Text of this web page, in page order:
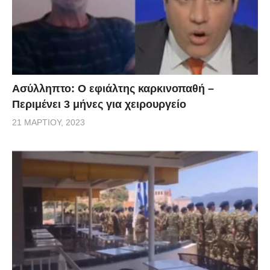
– που δείχνουν ότι το εμβόλιο αυτό είναι
αποτελεσματικό. Ακόμα και με τις μεταλλάξεις. «Αυτό
όμως μένει να το δούμε και στην πραγματική ζωή και
όχι στο εργαστήριο» Ερωτηθείς για το αν με αυτά τα
πως ήδη όλες οι μεγάλες εταιρίες που φτιάχνουν τα
είναι ελαφρώς τροποποιημένο έτσι ώστε να
καλύπτουν και τις μεταλλάξεις. Νίκος Σύψας: Τι
δήλωσε μετά Σχετικά με το αν υπάρχει περίπτωση
κάποιος που έχει ήδη νοσήσει με τον κανονικό
κορωνοιο να ξανανοσήσουν με κάποια από αυτές τις
μεταλλάξεις δήλωσε πως δυστυχώς υπάρχει αυτή η
πιθανότητα και ο ιός να παρακάμψει την
Ασύλληπτο: Ο εφιάλτης καρκινοπαθή –
Περιμένει 3 μήνες για χειρουργείο
21 ΜΑΡΤΊΟΥ, 2023